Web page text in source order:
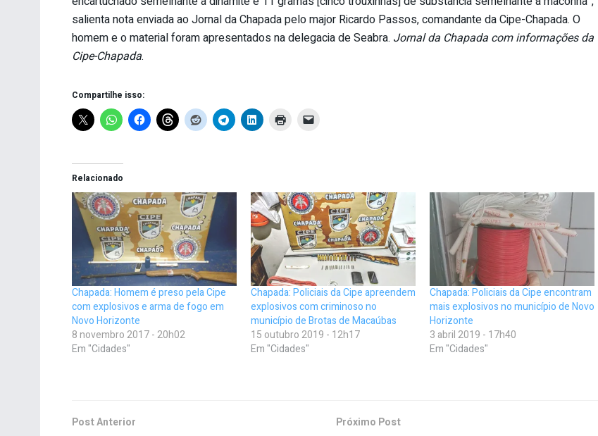
salienta nota enviada ao Jornal da Chapada pelo major Ricardo Passos, comandante da Cipe-Chapada. O
homem e o material foram apresentados na delegacia de Seabra. Jornal da Chapada com informações da
Cipe-Chapada.
Compartilhe isso:
Relacionado
Chapada: Homem é preso pela Cipe
com explosivos e arma de fogo em
Novo Horizonte
8 novembro 2017 - 20h02
Em "Cidades"
Chapada: Policiais da Cipe apreendem
explosivos com criminoso no
município de Brotas de Macaúbas
15 outubro 2019 - 12h17
Em "Cidades"
Chapada: Policiais da Cipe encontram
mais explosivos no município de Novo
Horizonte
3 abril 2019 - 17h40
Em "Cidades"
Post Anterior Próximo Post